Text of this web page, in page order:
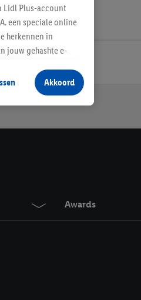
Awards
Lidl Plus-account
een speciale online
herkennen in
jouw gehashte e-
producten waarin je
te plaatsen
verschillende
kunnen worden
vergelijkbare
in te
Akkoord